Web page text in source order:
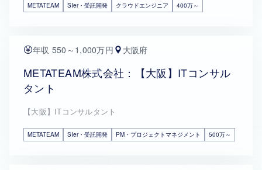
METATEAM SIer・受託開発 クラウドエンジニア 400万～
年収 550～1,000万円 大阪府
METATEAM株式会社：【大阪】ITコンサル
タント
【大阪】ITコンサルタント
METATEAM SIer・受託開発 PM・プロジェクトマネジメント 500万～